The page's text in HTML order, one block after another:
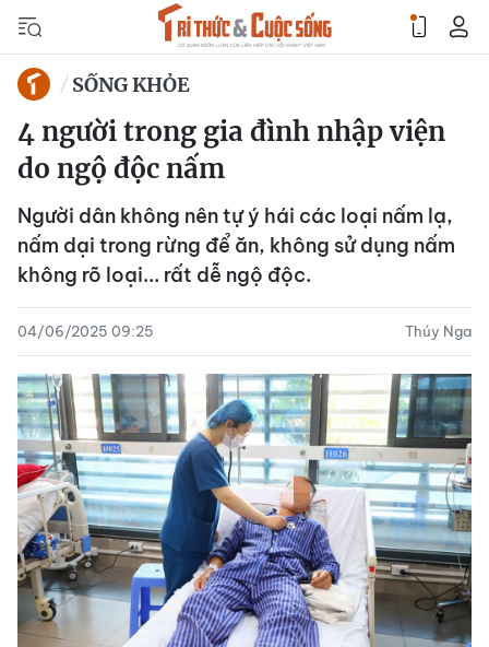
SỐNG KHỎE
4 người trong gia đình nhập viện
do ngộ độc nấm
Người dân không nên tự ý hái các loại nấm lạ,
nấm dại trong rừng để ăn, không sử dụng nấm
không rõ loại... rất dễ ngộ độc.
04/06/2025 09:25 Thúy Nga